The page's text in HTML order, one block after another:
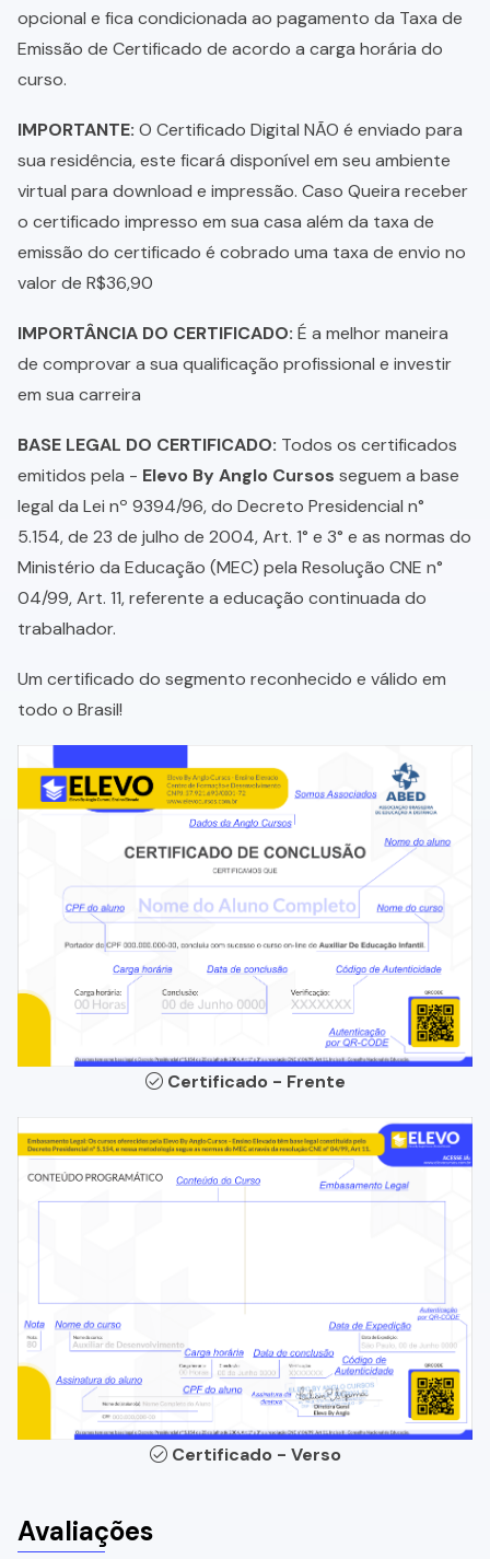
opcional e fica condicionada ao pagamento da Taxa de
Emissão de Certificado de acordo a carga horária do
curso.
IMPORTANTE: O Certificado Digital NÃO é enviado para
sua residência, este ficará disponível em seu ambiente
virtual para download e impressão. Caso Queira receber
o certificado impresso em sua casa além da taxa de
emissão do certificado é cobrado uma taxa de envio no
valor de R$36,90
IMPORTÂNCIA DO CERTIFICADO: É a melhor maneira
de comprovar a sua qualificação profissional e investir
em sua carreira
BASE LEGAL DO CERTIFICADO: Todos os certificados
emitidos pela - Elevo By Anglo Cursos seguem a base
legal da Lei nº 9394/96, do Decreto Presidencial n°
5.154, de 23 de julho de 2004, Art. 1° e 3° e as normas do
Ministério da Educação (MEC) pela Resolução CNE n°
04/99, Art. 11, referente a educação continuada do
trabalhador.
Um certificado do segmento reconhecido e válido em
todo o Brasil!
Certificado - Frente
Certificado - Verso
Avaliações